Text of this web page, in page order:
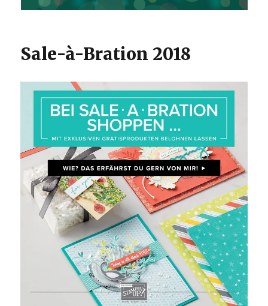
Sale-à-Bration 2018